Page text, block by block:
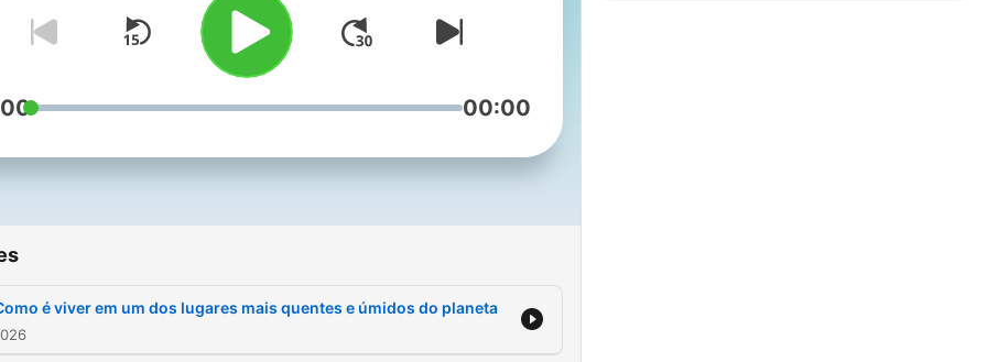
00:00
é viver em um dos lugares mais quentes e úmidos do planeta